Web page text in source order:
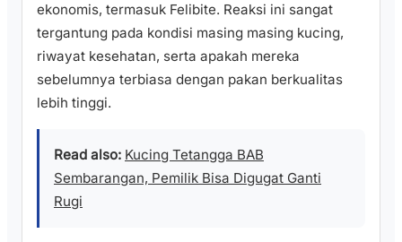
ekonomis, termasuk Felibite. Reaksi ini sangat
tergantung pada kondisi masing masing kucing,
riwayat kesehatan, serta apakah mereka
sebelumnya terbiasa dengan pakan berkualitas
lebih tinggi.
Read also: Kucing Tetangga BAB
Sembarangan, Pemilik Bisa Digugat Ganti
Rugi